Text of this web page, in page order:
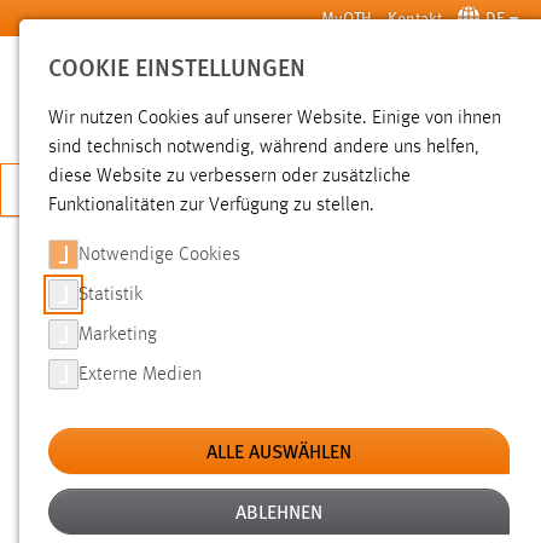
Zum Hauptinhalt springen MyOTH Kontakt DE
SUCHE
JETZT BEWERBEN
SUCHE
FILTER
Typ
Erstellungsdatum
COOKIE EINSTELLUNGEN
Wir nutzen Cookies auf unserer Website. Einige von ihnen
sind technisch notwendig, während andere uns helfen,
diese Website zu verbessern oder zusätzliche
Funktionalitäten zur Verfügung zu stellen.
Notwendige Cookies
Statistik
Marketing
Externe Medien
ALLE AUSWÄHLEN
ABLEHNEN